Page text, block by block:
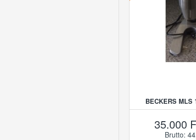
BECKERS MLS
35.000
Brutto: